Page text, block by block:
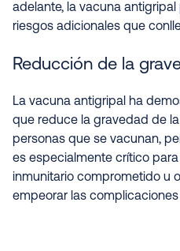
adelante, la vacuna
riesgos adicionales que
Reducción de la
La vacuna antigripal ha
que reduce la gravedad de
personas que se vacunan,
es especialmente crítico
inmunitario comprometido u
empeorar las